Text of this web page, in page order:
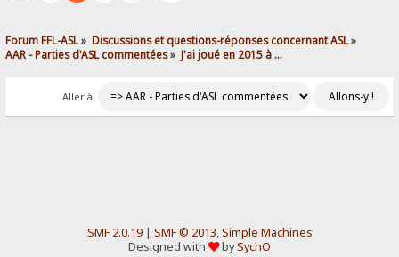
Forum FFL-ASL» Discussions et questions-réponses concernant ASL»
AAR - Parties d'ASL commentées» J'ai joué en 2015 à ...
Aller à:
SMF 2.0.19| SMF © 2013,Simple Machines
Designed with
bySychO